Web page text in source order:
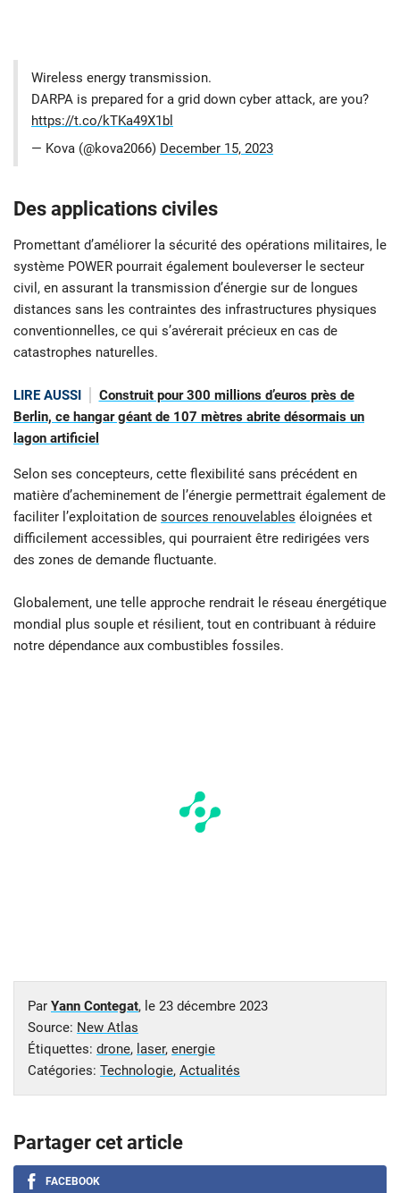
Wireless energy transmission.
DARPA is prepared for a grid down cyber attack, are you?
https://t.co/kTKa49X1bl
— Kova (@kova2066) December 15, 2023
Des applications civiles
Promettant d’améliorer la sécurité des opérations militaires, le
système POWER pourrait également bouleverser le secteur
civil, en assurant la transmission d’énergie sur de longues
distances sans les contraintes des infrastructures physiques
conventionnelles, ce qui s’avérerait précieux en cas de
catastrophes naturelles.
LIRE AUSSI
Construit pour 300 millions d’euros près de
Berlin, ce hangar géant de 107 mètres abrite désormais un
lagon artificiel
Selon ses concepteurs, cette flexibilité sans précédent en
matière d’acheminement de l’énergie permettrait également de
faciliter l’exploitation de sources renouvelables éloignées et
difficilement accessibles, qui pourraient être redirigées vers
des zones de demande fluctuante.
Globalement, une telle approche rendrait le réseau énergétique
mondial plus souple et résilient, tout en contribuant à réduire
notre dépendance aux combustibles fossiles.
Par Yann Contegat, le 23 décembre 2023
Source: New Atlas
Étiquettes: drone, laser, energie
Catégories: Technologie, Actualités
Partager cet article
FACEBOOK